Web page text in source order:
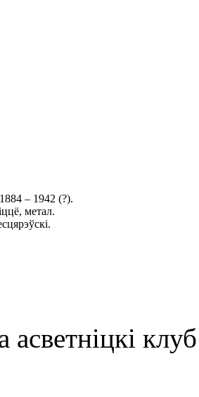
– 1942 (?).
метал.
асветнiцкi